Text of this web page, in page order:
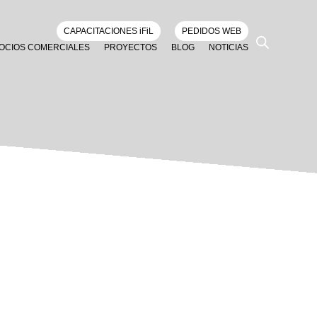
CAPACITACIONES iFiL
PEDIDOS WEB
COMERCIALES PROYECTOS BLOG NOTICIAS